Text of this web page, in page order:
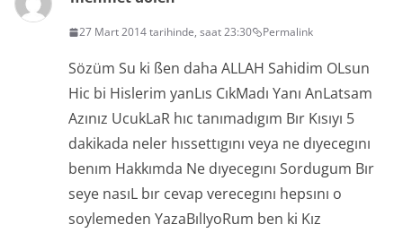
27 Mart 2014 tarihinde, saat 23:30 Permalink
Sözüm Su ki ßen daha ALLAH Sahidim OLsun
Hic bi Hislerim yanLıs CıkMadı Yanı AnLatsam
Azınız UcukLaR hıc tanımadıgım Bır Kısıyı 5
dakikada neler hıssettıgını veya ne dıyecegını
benım Hakkımda Ne dıyecegını Sordugum Bır
seye nasıL bır cevap verecegını hepsını o
soylemeden YazaBılIyoRum ben ki Kız